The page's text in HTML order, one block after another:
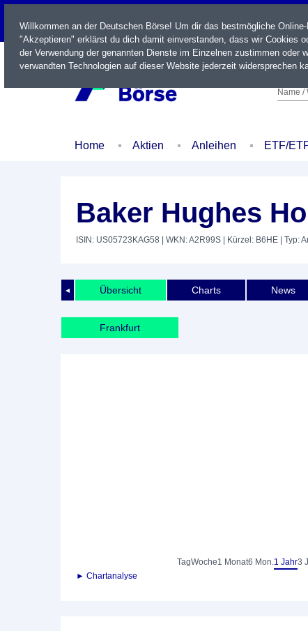
LIVE
Name /
Home Aktien Anleihen ETF/
Baker Hughes
ISIN: US05723KAG58 | WKN: A2R99S | Kürzel: B6HE | Typ:
◄ Übersicht Charts News
Frankfurt
TagWoche1 Monat6 Mon.1 Jahr3
► Chartanalyse
Willkommen an der Deutschen Börse! Um dir das bestmögliche
"Akzeptieren" erklärst du dich damit einverstanden, dass wir Cookies
der Verwendung der genannten Dienste im Einzelnen zustimmen oder
verwandten Technologien auf dieser Website jederzeit widersprechen